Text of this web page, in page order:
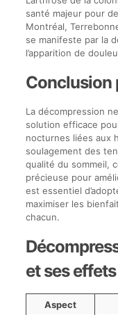
santé majeur pour
Montréal,
se manifeste par la
l’apparition de
Conclusion
La décompression
solution efficace
nocturnes liées aux
soulagement des
qualité du sommeil,
précieuse pour
est essentiel
maximiser les
chacun.
et ses effets
Aspect